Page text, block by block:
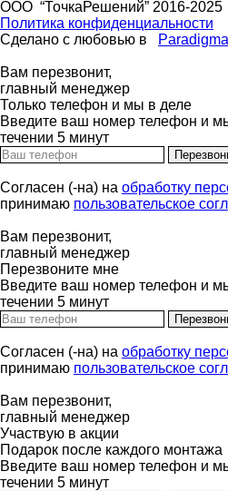
ООО “ТочкаРешений” 2016-2025
Политика конфиденциальности
Сделано с любовью в
Вам перезвонит,
главный менеджер
Только телефон и мы в деле
Введите ваш номер телефон и
течении 5 минут
Согласен (-на) на обработку
принимаю пользовательское
Вам перезвонит,
главный менеджер
Перезвоните мне
Введите ваш номер телефон и
течении 5 минут
Согласен (-на) на обработку
принимаю пользовательское
Вам перезвонит,
главный менеджер
Участвую в акции
Подарок после каждого монтажа
Введите ваш номер телефон и
течении 5 минут